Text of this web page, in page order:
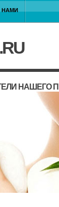
НАМИ
НАШЕГО